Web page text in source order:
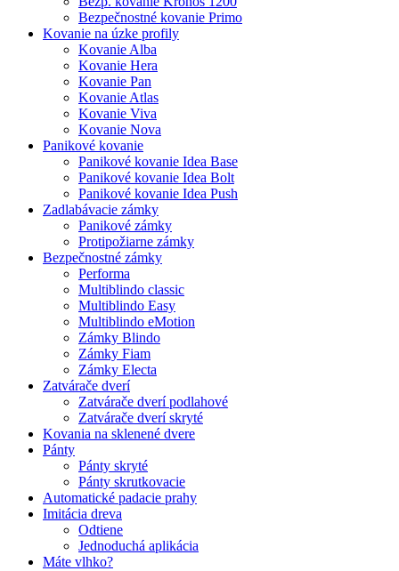
Bezpečnostné kovanie Primo
Kovanie na úzke profily
Kovanie Alba
Kovanie Hera
Kovanie Pan
Kovanie Atlas
Kovanie Viva
Kovanie Nova
Panikové kovanie
Panikové kovanie Idea Base
Panikové kovanie Idea Bolt
Panikové kovanie Idea Push
Zadlabávacie zámky
Panikové zámky
Protipožiarne zámky
Bezpečnostné zámky
Performa
Multiblindo classic
Multiblindo Easy
Multiblindo eMotion
Zámky Blindo
Zámky Fiam
Zámky Electa
Zatvárače dverí
Zatvárače dverí podlahové
Zatvárače dverí skryté
Kovania na sklenené dvere
Pánty
Pánty skryté
Pánty skrutkovacie
Automatické padacie prahy
Imitácia dreva
Odtiene
Jednoduchá aplikácia
Máte vlhko?